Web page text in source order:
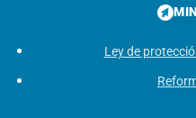
Ley de